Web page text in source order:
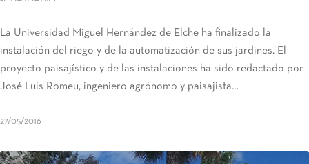
La Universidad Miguel Hernández de Elche ha finalizado la
instalación del riego y de la automatización de sus jardines. El
proyecto paisajístico y de las instalaciones ha sido redactado por
José Luis Romeu, ingeniero agrónomo y paisajista…
27/05/2016